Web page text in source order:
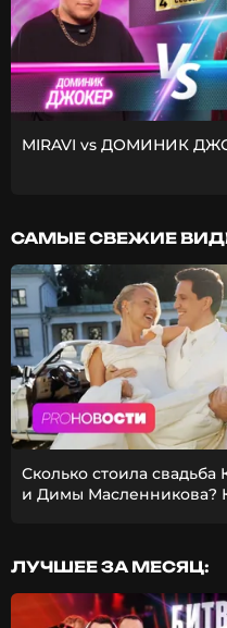
MIRAVI vs ДОМИНИК
САМЫЕ СВЕЖИЕ
Сколько стоила свадьба
и Димы Масленникова?
ЛУЧШЕЕ ЗА МЕСЯЦ: